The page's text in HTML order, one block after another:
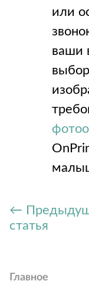
или
ваши
←
статья
Главное